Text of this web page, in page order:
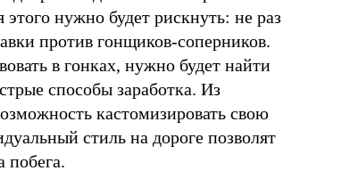
нужно будет рискнуть: не раз
против гонщиков-соперников.
в гонках, нужно будет найти
способы заработка. Из
кастомизировать свою
стиль на дороге позволят
побега.